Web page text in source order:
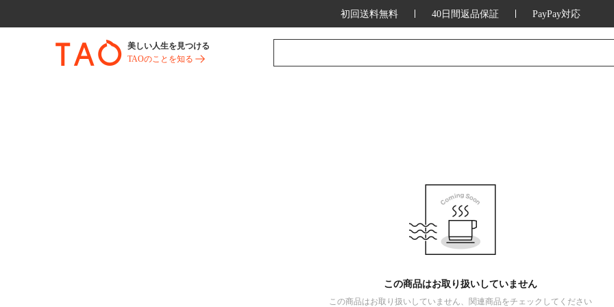
初回送料無料 40日間返品保証 PayPay対応
美しい人生を見つける
TAOのことを知る
この商品はお取り扱いしていません
この商品はお取り扱いしていません、関連商品をチェックしてください